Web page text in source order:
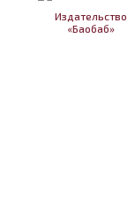
Издательство
«Баобаб»